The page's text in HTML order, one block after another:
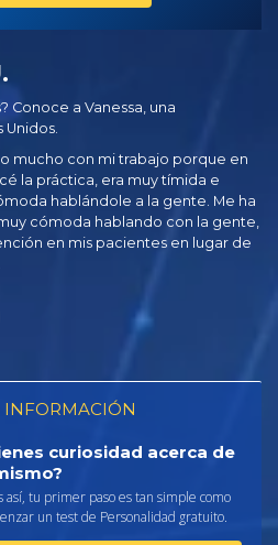
Conoce a Vanessa, una
mucho con mi trabajo porque en
la práctica, era muy tímida e
hablándole a la gente. Me ha
cómoda hablando con la gente,
en mis pacientes en lugar de
INFORMACIÓN
curiosidad acerca de
así, tu primer paso es tan simple como
un test de Personalidad gratuito.